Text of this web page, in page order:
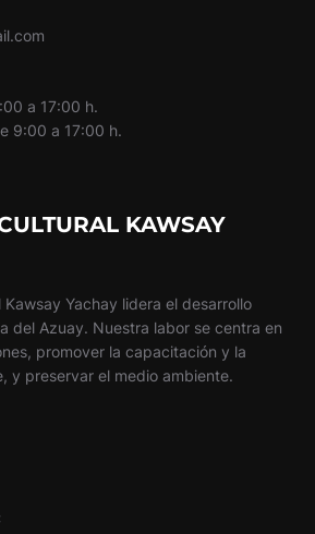
a 17:00 h.
9:00 a 17:00 h.
KAWSAY
Yachay lidera el desarrollo
del Azuay. Nuestra labor se centra en
promover la capacitación y la
y preservar el medio ambiente.